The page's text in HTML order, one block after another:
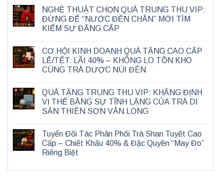
NGHỆ THUẬT CHỌN QUÀ TRUNG THU VIP:
ĐỪNG ĐỂ “NƯỚC ĐẾN CHÂN” MỚI TÌM
KIẾM SỰ ĐẲNG CẤP
CƠ HỘI KINH DOANH QUÀ TẶNG CAO CẤP
LỄ/TẾT: LÃI 40% – KHÔNG LO TỒN KHO
CÙNG TRÀ DƯỢC NÚI ĐÈN
QUÀ TẶNG TRUNG THU VIP: KHẲNG ĐỊNH
VỊ THẾ BẰNG SỰ TĨNH LẶNG CỦA TRÀ DI
SẢN THIÊN SƠN VÂN LONG
Tuyển Đối Tác Phân Phối Trà Shan Tuyết Cao
Cấp – Chiết Khấu 40% & Đặc Quyền “May Đo”
Riêng Biệt